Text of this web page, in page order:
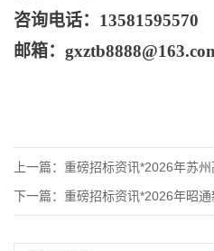
咨询电话： 13581595570
邮箱：
上一篇： 重磅招标资讯*2026年苏州高新
下一篇： 重磅招标资讯*2026年昭通新华